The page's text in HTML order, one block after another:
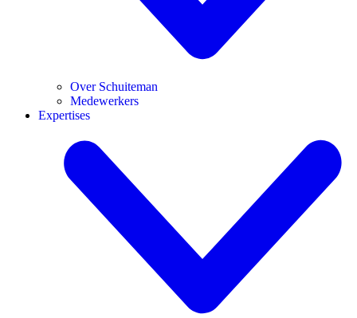
Over Schuiteman
Medewerkers
Expertises